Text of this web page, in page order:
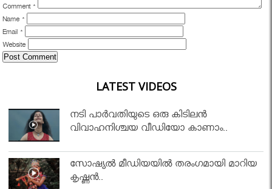
Comment *
Name *
Email *
Website
LATEST VIDEOS
നടി പാർവതിയുടെ ഒരു കിടിലൻ
വിവാഹനിശ്ചയ വീഡിയോ കാണാം..
സോഷ്യൽ മീഡിയയിൽ തരംഗമായി മാറിയ
കൃഷ്ണൻ..